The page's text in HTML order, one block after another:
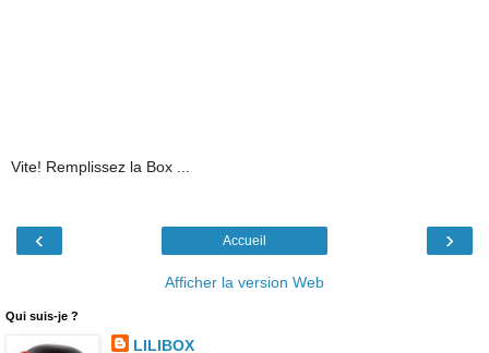
Vite! Remplissez la Box ...
‹ ›
Accueil
Afficher la version Web
Qui suis-je ?
LILIBOX